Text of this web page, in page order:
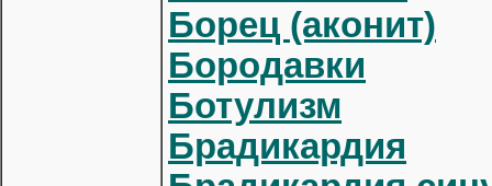
Борец (аконит)
Бородавки
Ботулизм
Брадикардия